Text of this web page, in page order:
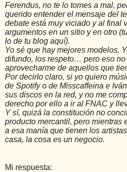
Ferendus, no te lo tomes a mal,
querido entender el mensaje del
debate está muy viciado y al final
argumentos en un sitio y en otro
lo de tu blog aquí).
Yo sé que hay mejores modelos.
difundo, los respeto… pero eso no
aprovecharme de aquellos que
Por decirlo claro, si yo quiero
de Spotify o de Misscaffeina e
sus discos en la red, y no me
derecho por ello a ir al FNAC y
Y sí, quizá la constitución no
producto mercantil, pero mientras
a esa manía que tienen los
casa, la cosa es un negocio.
Mi respuesta: